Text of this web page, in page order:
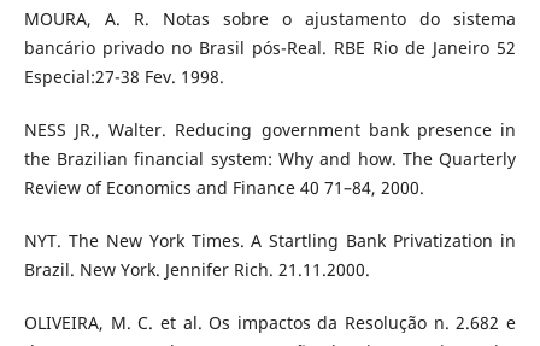
MOURA, A. R. Notas sobre o ajustamento do sistema
bancário privado no Brasil pós-Real. RBE Rio de Janeiro 52
Especial:27-38 Fev. 1998.
NESS JR., Walter. Reducing government bank presence in
the Brazilian financial system: Why and how. The Quarterly
Review of Economics and Finance 40 71–84, 2000.
NYT. The New York Times. A Startling Bank Privatization in
Brazil. New York. Jennifer Rich. 21.11.2000.
OLIVEIRA, M. C. et al. Os impactos da Resolução n. 2.682 e